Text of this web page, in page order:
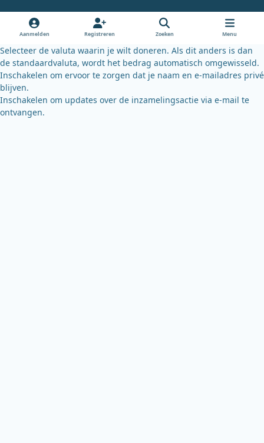
k
k
y
Aanmelden Registreren Zoeken Menu
Selecteer de valuta waarin je wilt doneren. Als dit anders is dan
de standaardvaluta, wordt het bedrag automatisch omgewisseld.
Inschakelen om ervoor te zorgen dat je naam en e-mailadres privé
blijven.
Inschakelen om updates over de inzamelingsactie via e-mail te
ontvangen.